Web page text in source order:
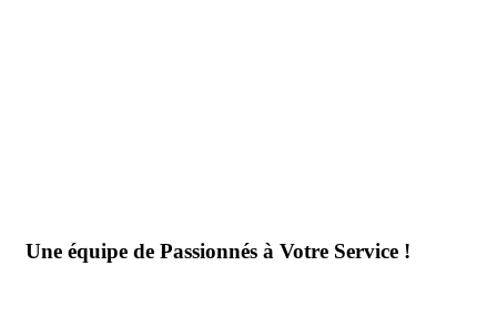
Une équipe de Passionnés à Votre Service !